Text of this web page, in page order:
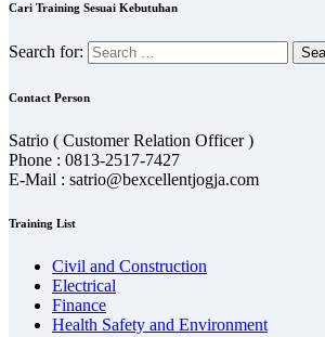
Cari Training Sesuai Kebutuhan
Search for:
Contact Person
Satrio ( Customer Relation Officer )
Phone : 0813-2517-7427
E-Mail : satrio@bexcellentjogja.com
Training List
Civil and Construction
Electrical
Finance
Health Safety and Environment